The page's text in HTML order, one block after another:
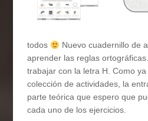
todos
Nuevo cuadernillo de
aprender las reglas
trabajar con la letra H. Como
colección de actividades, la
parte teórica que espero que
cada uno de los ejercicios.